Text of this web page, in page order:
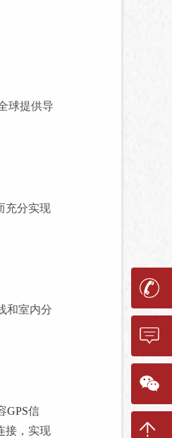
球提供导
充分实现
和室内分
GPS信
接，实现